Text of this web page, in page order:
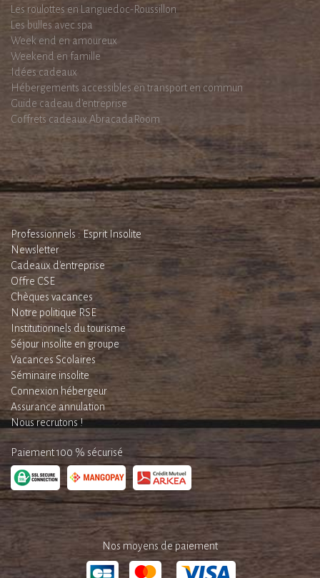
Les roulottes en Languedoc-Roussillon
Les bulles avec spa
Week end en amoureux
Weekend en famille
Idées cadeaux
Hébergements accessibles en transport en commun
Guide cadeau d'entreprise
Coffrets cadeaux AbracadaRoom
Professionnels : Esprit Insolite
Newsletter
Cadeaux d'entreprise
Offre CSE
Chèques vacances
Notre politique RSE
Institutionnels du tourisme
Séjour insolite en groupe
Vacances Scolaires
Séminaire insolite
Connexion hébergeur
Assurance annulation
Nous recrutons !
Paiement 100 % sécurisé
Nos moyens de paiement